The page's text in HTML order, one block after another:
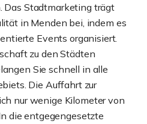
Das Stadtmarketing trägt
in Menden bei, indem es
Events organisiert.
zu den Städten
Sie schnell in alle
Die Auffahrt zur
nur wenige Kilometer von
die entgegengesetzte